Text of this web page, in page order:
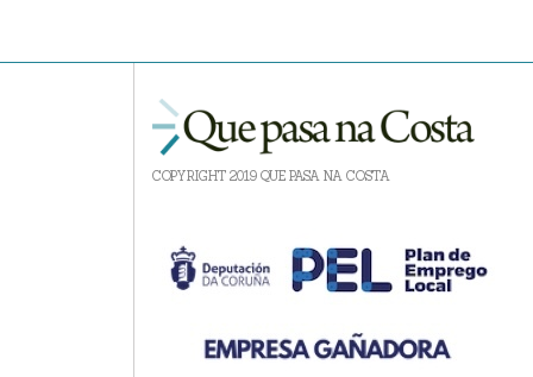
COPYRIGHT 2019 QUE PASA NA COSTA